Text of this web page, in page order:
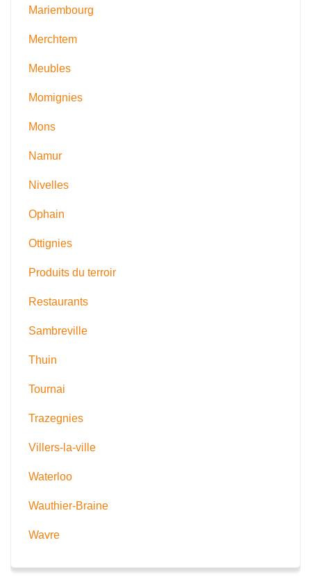
Mariembourg
Merchtem
Meubles
Momignies
Mons
Namur
Nivelles
Ophain
Ottignies
Produits du terroir
Restaurants
Sambreville
Thuin
Tournai
Trazegnies
Villers-la-ville
Waterloo
Wauthier-Braine
Wavre